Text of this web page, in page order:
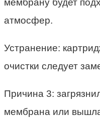
мембрану будет
атмосфер.
Устранение:
очистки следует
Причина 3:
мембрана или